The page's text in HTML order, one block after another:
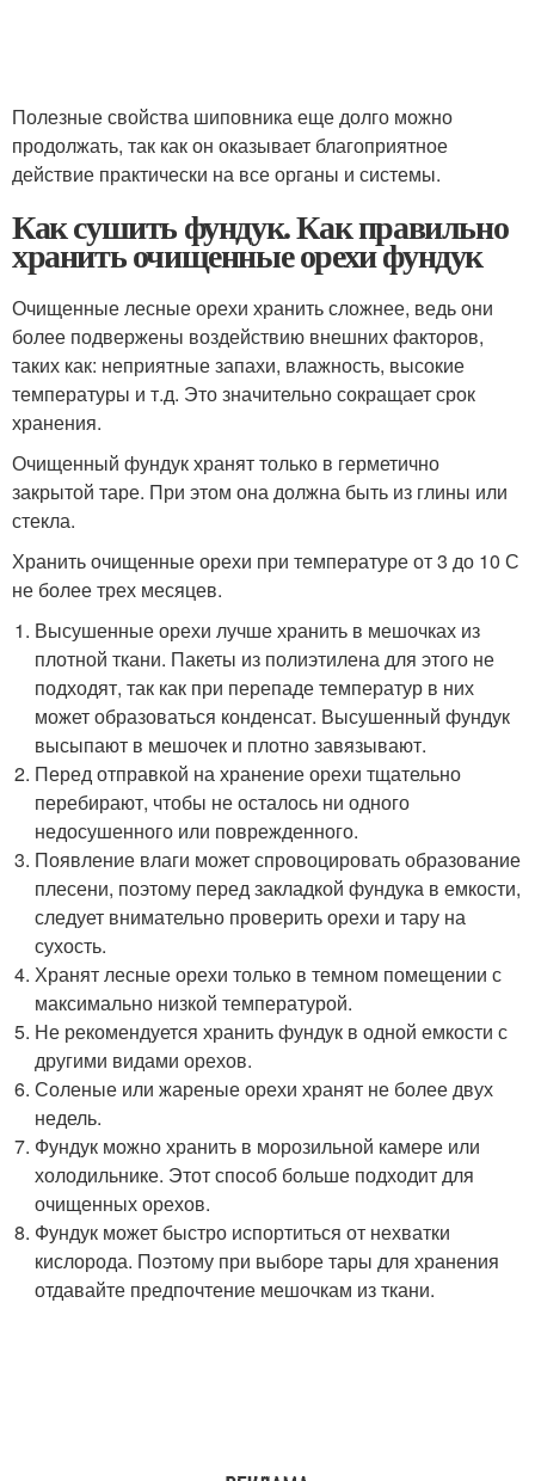
Полезные свойства шиповника еще долго можно
продолжать, так как он оказывает благоприятное
действие практически на все органы и системы.
Как сушить фундук. Как правильно
хранить очищенные орехи фундук
Очищенные лесные орехи хранить сложнее, ведь они
более подвержены воздействию внешних факторов,
таких как: неприятные запахи, влажность, высокие
температуры и т.д. Это значительно сокращает срок
хранения.
Очищенный фундук хранят только в герметично
закрытой таре. При этом она должна быть из глины или
стекла.
Хранить очищенные орехи при температуре от 3 до 10 С
не более трех месяцев.
Высушенные орехи лучше хранить в мешочках из
плотной ткани. Пакеты из полиэтилена для этого не
подходят, так как при перепаде температур в них
может образоваться конденсат. Высушенный фундук
высыпают в мешочек и плотно завязывают.
Перед отправкой на хранение орехи тщательно
перебирают, чтобы не осталось ни одного
недосушенного или поврежденного.
Появление влаги может спровоцировать образование
плесени, поэтому перед закладкой фундука в емкости,
следует внимательно проверить орехи и тару на
сухость.
Хранят лесные орехи только в темном помещении с
максимально низкой температурой.
Не рекомендуется хранить фундук в одной емкости с
другими видами орехов.
Соленые или жареные орехи хранят не более двух
недель.
Фундук можно хранить в морозильной камере или
холодильнике. Этот способ больше подходит для
очищенных орехов.
Фундук может быстро испортиться от нехватки
кислорода. Поэтому при выборе тары для хранения
отдавайте предпочтение мешочкам из ткани.